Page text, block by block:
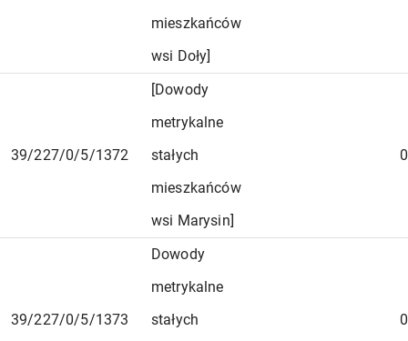
mieszkańców
wsi Doły]
39/227/0/5/1372
[Dowody
metrykalne
stałych
mieszkańców
wsi Marysin]
0
39/227/0/5/1373
Dowody
metrykalne
stałych
0